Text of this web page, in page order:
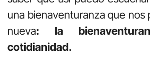
una bienaventuranza que nos
nueva: la
cotidianidad.